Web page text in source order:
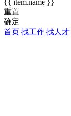
{{ item.name }}
重置
确定
首页 找工作 找人才